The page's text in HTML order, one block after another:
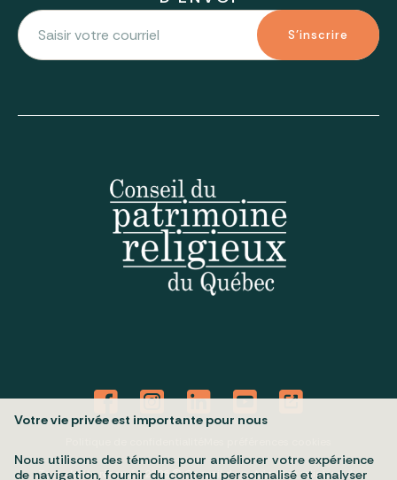
S'inscrire
Tous droits réservés 2026 © Conseil du patrimoine religieux du
Votre vie privée est importante pour nous
Nous utilisons des témoins pour améliorer votre expérience
de navigation, fournir du contenu personnalisé et analyser